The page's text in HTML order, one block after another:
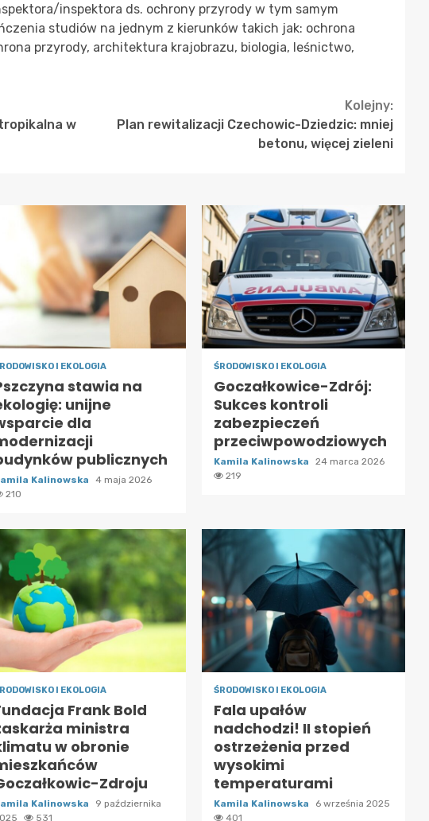
inspektora ds. ochrony przyrody w tym samym
studiów na jednym z kierunków takich jak: ochrona
przyrody, architektura krajobrazu, biologia, leśnictwo,
w
Kolejny:
Plan rewitalizacji Czechowic-Dziedzic: mniej
betonu, więcej zieleni
I EKOLOGIA
stawia na
unijne
dla
publicznych
Kalinowska
4 maja 2026
210
ŚRODOWISKO I EKOLOGIA
Goczałkowice-Zdrój:
Sukces kontroli
zabezpieczeń
przeciwpowodziowych
Kamila Kalinowska
24 marca 2026
219
I EKOLOGIA
Frank Bold
ministra
w obronie
Zdroju
Kalinowska
9 października
531
ŚRODOWISKO I EKOLOGIA
Fala upałów
nadchodzi! II stopień
ostrzeżenia przed
wysokimi
temperaturami
Kamila Kalinowska
6 września 2025
401